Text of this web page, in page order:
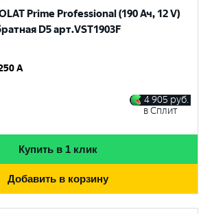
Prime Professional (190 Ач, 12 V)
D5 арт.VST1903F
A
4 905 руб.
в Сплит
Купить в 1 клик
Добавить в корзину